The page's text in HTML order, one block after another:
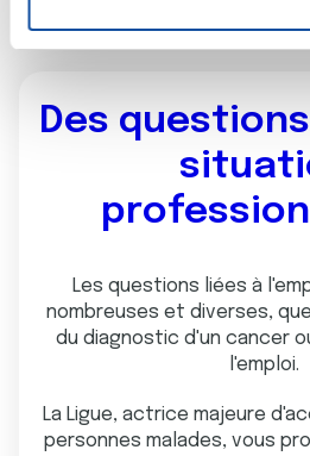
t
Des
Les questions liées à
nombreuses et diverses,
du diagnostic d'un cancer
l'emploi.
La Ligue, actrice majeure
personnes malades, vous